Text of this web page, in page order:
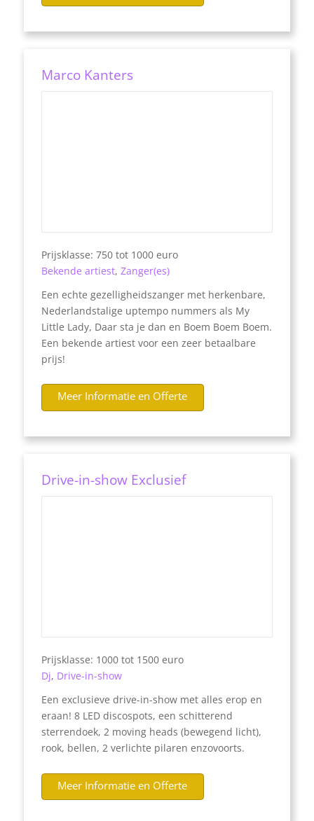
Marco Kanters
Prijsklasse: 750 tot 1000 euro
Bekende artiest, Zanger(es)
Een echte gezelligheidszanger met herkenbare,
Nederlandstalige uptempo nummers als My
Little Lady, Daar sta je dan en Boem Boem Boem.
Een bekende artiest voor een zeer betaalbare
prijs!
Meer Informatie en Offerte
Drive-in-show Exclusief
Prijsklasse: 1000 tot 1500 euro
Dj, Drive-in-show
Een exclusieve drive-in-show met alles erop en
eraan! 8 LED discospots, een schitterend
sterrendoek, 2 moving heads (bewegend licht),
rook, bellen, 2 verlichte pilaren enzovoorts.
Meer Informatie en Offerte